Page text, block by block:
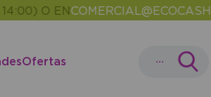
O EN COMERCIAL@ECOCASH.ES
Ofertas ...